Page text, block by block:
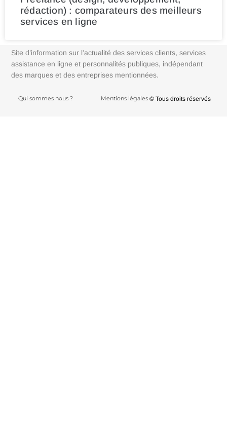
rédaction) : comparateurs des meilleurs
services en ligne
Site d’information sur l’actualité des services clients, services
assistance en ligne et personnalités publiques, indépendant
des marques et des entreprises mentionnées.
Qui sommes nous ? Mentions légales © Tous droits réservés